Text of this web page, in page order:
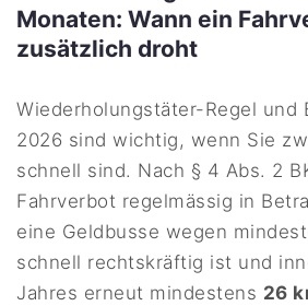
Monaten: Wann ein
zusätzlich droht
Wiederholungstäter-Regel und
2026 sind wichtig, wenn Sie
schnell sind. Nach § 4 Abs. 2
Fahrverbot regelmässig in
eine Geldbusse wegen
schnell rechtskräftig ist und
Jahres erneut mindestens 26